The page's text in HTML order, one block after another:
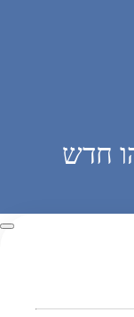
חדש